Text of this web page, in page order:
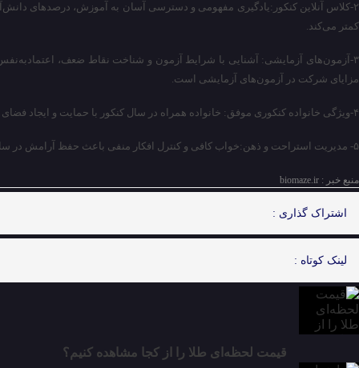
۲-کلاس آنلاین کنکور:یادگیری مفهومی و دسترسی آسان به آموزش، درصدهای
کمتر می‌کند.
۳-آزمون‌های آزمایشی: آشنایی با شرایط آزمون و شناخت نقاط ضعف،
مزایای شرکت در آزمون‌های آزمایشی است.
۴-ویژگی خانواده کنکوری موفق: خانواده همراه در سال کنکور با حمایت و ایجاد فضای آرام، تمرکز داوطلب را حفظ می‌کند.
۵- مدیریت استراحت و ذهن:خواب کافی و کنترل افکار منفی باعث حفظ آرامش در سال کنکورو درنهایت کسب نتیجه بهتر می‌شود.
منبع خبر : biomaze.ir
اشتراک گذاری :
لینک کوتاه :
قیمت لحظه‌ای طلا را از کجا مشاهده کنیم؟